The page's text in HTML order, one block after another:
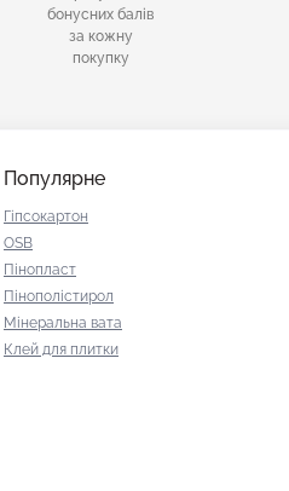
бонусних балів
за кожну
покупку
Популярне
Гіпсокартон
OSB
Пінопласт
Пінополістирол
Мінеральна вата
Клей для плитки